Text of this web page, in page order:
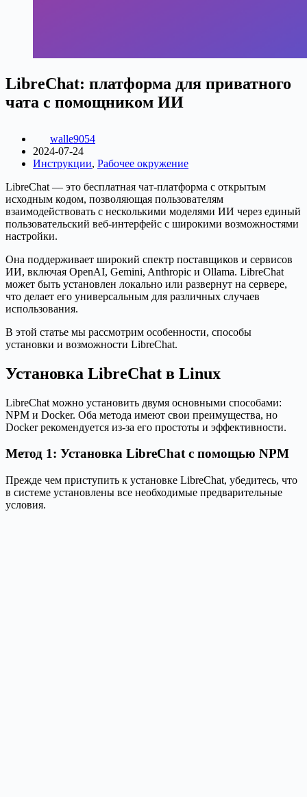
LibreChat: платформа для приватного
чата с помощником ИИ
walle9054
2024-07-24
Инструкции, Рабочее окружение
LibreChat — это бесплатная чат-платформа с открытым
исходным кодом, позволяющая пользователям
взаимодействовать с несколькими моделями ИИ через единый
пользовательский веб-интерфейс с широкими возможностями
настройки.
Она поддерживает широкий спектр поставщиков и сервисов
ИИ, включая OpenAI, Gemini, Anthropic и Ollama. LibreChat
может быть установлен локально или развернут на сервере,
что делает его универсальным для различных случаев
использования.
В этой статье мы рассмотрим особенности, способы
установки и возможности LibreChat.
Установка LibreChat в Linux
LibreChat можно установить двумя основными способами:
NPM и Docker. Оба метода имеют свои преимущества, но
Docker рекомендуется из-за его простоты и эффективности.
Метод 1: Установка LibreChat с помощью NPM
Прежде чем приступить к установке LibreChat, убедитесь, что
в системе установлены все необходимые предварительные
условия.